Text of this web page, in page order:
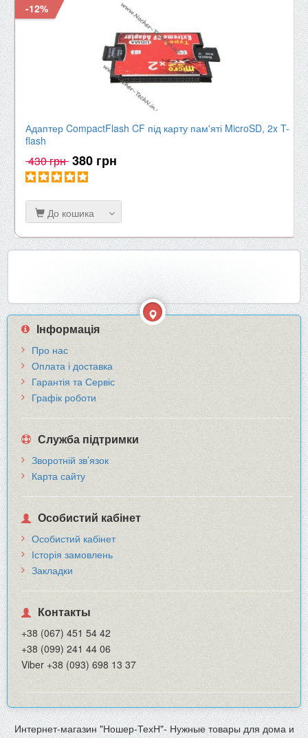
-12%
Адаптер CompactFlash CF під карту пам'яті MicroSD, 2x T-
flash
430 грн 380 грн
До кошика
Інформація
Про нас
Оплата і доставка
Гарантія та Сервіс
Графік роботи
Служба підтримки
Зворотній зв’язок
Карта сайту
Особистий кабінет
Особистий кабінет
Історія замовлень
Закладки
Контакты
+38 (067) 451 54 42
+38 (099) 241 44 06
Viber +38 (093) 698 13 37
Интернет-магазин "Ношер-ТехН"- Нужные товары для дома и